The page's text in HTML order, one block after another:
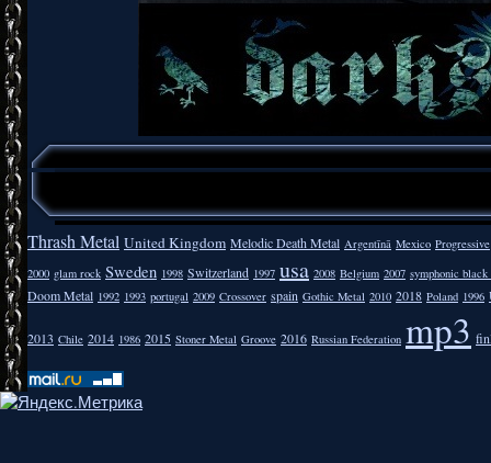
Thrash Metal United Kingdom Melodic Death Metal Argentīnā Mexico Progressive
2000 glam rock Sweden 1998 Switzerland 1997 usa 2008 Belgium 2007 symphonic
Doom Metal 1992 1993 portugal 2009 Crossover spain Gothic Metal 2010 2018 Poland 1996
2013 Chile 2014 1986 2015 Stoner Metal Groove 2016 Russian Federation mp3